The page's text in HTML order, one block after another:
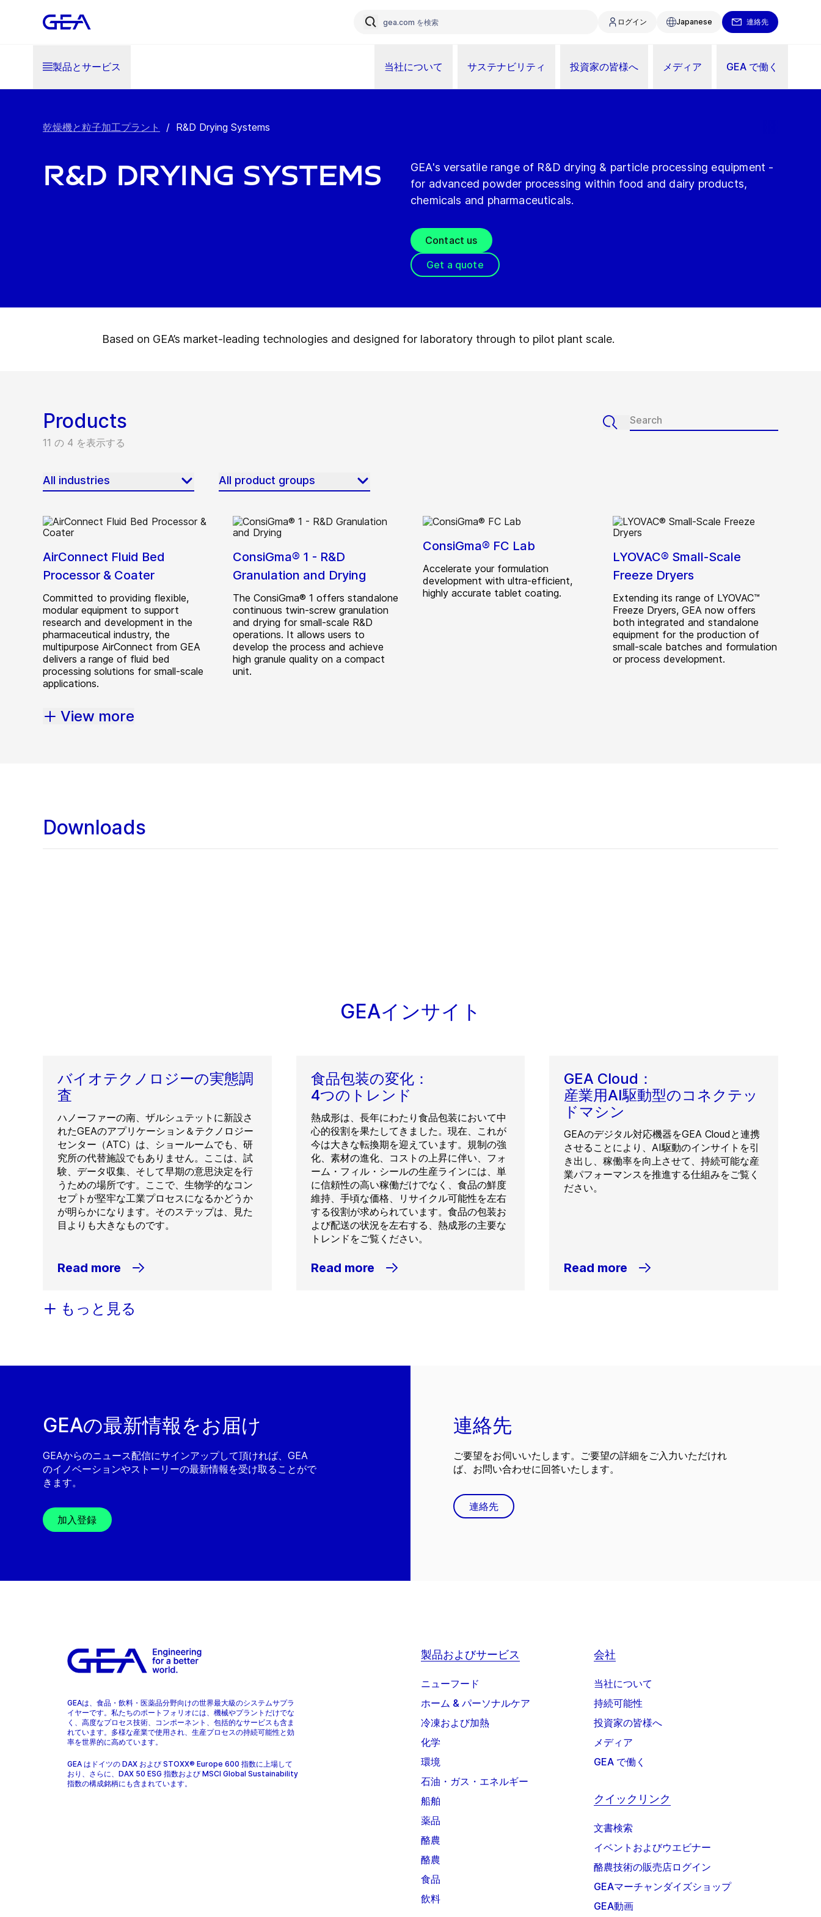
ログイン Japanese 連絡先
製品とサービス 当社について サステナビリティ 投資家の皆様へ メディア GEA で働く
乾燥機と粒子加工プラント / R&D Drying Systems
R&D Drying Systems
GEA's versatile range of R&D drying & particle processing equipment -
for advanced powder processing within food and dairy products,
chemicals and pharmaceuticals.
Contact us
Get a quote
Based on GEA’s market-leading technologies and designed for laboratory through to pilot plant scale.
Products
11 の 4 を表示する
All industries All product groups
AirConnect Fluid Bed
Processor & Coater
Committed to providing flexible,
modular equipment to support
research and development in the
pharmaceutical industry, the
multipurpose AirConnect from GEA
delivers a range of fluid bed
processing solutions for small-scale
applications.
ConsiGma® 1 - R&D
Granulation and Drying
The ConsiGma® 1 offers standalone
continuous twin-screw granulation
and drying for small-scale R&D
operations. It allows users to
develop the process and achieve
high granule quality on a compact
unit.
ConsiGma® FC Lab
Accelerate your formulation
development with ultra-efficient,
highly accurate tablet coating.
LYOVAC® Small-Scale
Freeze Dryers
Extending its range of LYOVAC™
Freeze Dryers, GEA now offers
both integrated and standalone
equipment for the production of
small-scale batches and formulation
or process development.
View more
Downloads
GEAインサイト
バイオテクノロジーの実態調
査
ハノーファーの南、ザルシュテットに新設さ
れたGEAのアプリケーション＆テクノロジー
センター（ATC）は、ショールームでも、研
究所の代替施設でもありません。ここは、試
験、データ収集、そして早期の意思決定を行
うための場所です。ここで、生物学的なコン
セプトが堅牢な工業プロセスになるかどうか
が明らかになります。そのステップは、見た
目よりも大きなものです。
Read more
食品包装の変化：
4つのトレンド
熱成形は、長年にわたり食品包装において中
心的役割を果たしてきました。現在、これが
今は大きな転換期を迎えています。規制の強
化、素材の進化、コストの上昇に伴い、フォ
ーム・フィル・シールの生産ラインには、単
に信頼性の高い稼働だけでなく、食品の鮮度
維持、手頃な価格、リサイクル可能性を左右
する役割が求められています。食品の包装お
よび配送の状況を左右する、熱成形の主要な
トレンドをご覧ください。
Read more
GEA Cloud：
産業用AI駆動型のコネクテッ
ドマシン
GEAのデジタル対応機器をGEA Cloudと連携
させることにより、AI駆動のインサイトを引
き出し、稼働率を向上させて、持続可能な産
業パフォーマンスを推進する仕組みをご覧く
ださい。
Read more
もっと見る
GEAの最新情報をお届け
GEAからのニュース配信にサインアップして頂ければ、GEA
のイノベーションやストーリーの最新情報を受け取ることがで
きます。
加入登録
連絡先
ご要望をお伺いいたします。ご要望の詳細をご入力いただけれ
ば、お問い合わせに回答いたします。
連絡先
GEAは、食品・飲料・医薬品分野向けの世界最大級のシステムサプラ
イヤーです。私たちのポートフォリオには、機械やプラントだけでな
く、高度なプロセス技術、コンポーネント、包括的なサービスも含ま
れています。多様な産業で使用され、生産プロセスの持続可能性と効
率を世界的に高めています。
GEA はドイツの DAX および STOXX® Europe 600 指数に上場して
おり、さらに、DAX 50 ESG 指数および MSCI Global Sustainability
指数の構成銘柄にも含まれています。
製品およびサービス
ニューフード
ホーム & パーソナルケア
冷凍および加熱
化学
環境
石油・ガス・エネルギー
船舶
薬品
酪農
酪農
食品
飲料
会社
当社について
持続可能性
投資家の皆様へ
メディア
GEA で働く
クイックリンク
文書検索
イベントおよびウエビナー
酪農技術の販売店ログイン
GEAマーチャンダイズショップ
GEA動画